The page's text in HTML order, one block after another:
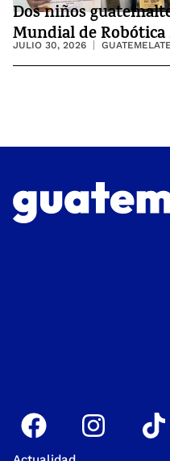
Dos niños
Mundial de Robótica
JULIO 30, 2026 GUATEMELATE